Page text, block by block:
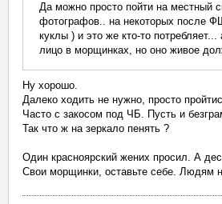
Да можно просто пойти на местный
фотографов.. на некоторых после
куклы ) и это же кто-то
лицо в морщинках, но оно живое
Ну хорошо.
Далеко ходить не нужно, просто
Часто с закосом под ЧБ. Пусть и
Так что ж на зеркало пенять ?
Один красноярский жених просил. А
Свои морщинки, оставьте себе. Людям